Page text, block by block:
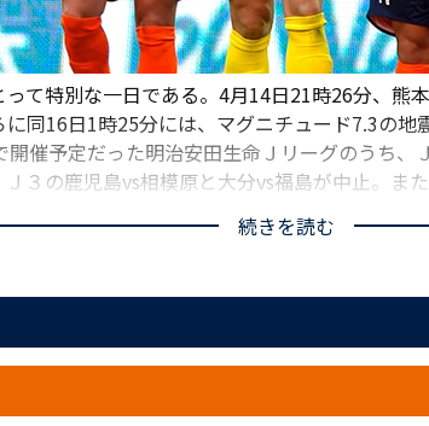
て特別な一日である。4月14日21時26分、熊
同16日1時25分には、マグニチュード7.3の地
開催予定だった明治安田生命Ｊリーグのうち、
Ｊ３の鹿児島vs相模原と大分vs福島が中止。ま
、ファン・サポーターの多くが応援できる幸
ル裏には「がんばろう熊本・九州」の横断幕が
表して黙とうが捧げられた。そして独特の緊
続きを読む